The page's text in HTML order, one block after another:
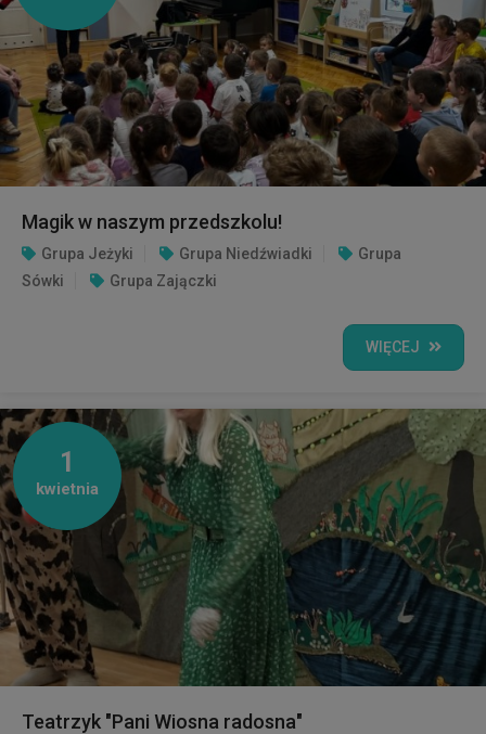
Magik w naszym przedszkolu!
Grupa Jeżyki Grupa Niedźwiadki
Grupa
Sówki
Grupa Zajączki
WIĘCEJ
1
kwietnia
Teatrzyk "Pani Wiosna radosna"